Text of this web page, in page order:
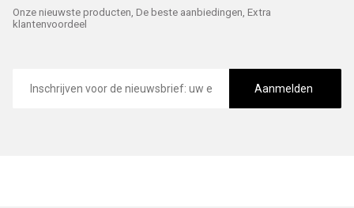
Onze nieuwste producten, De beste aanbiedingen, Extra
klantenvoordeel
mailadres
Aanmelden